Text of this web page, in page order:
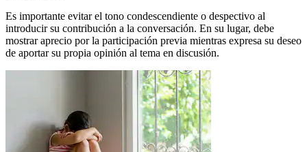
Es importante evitar el tono condescendiente o despectivo al
introducir su contribución a la conversación. En su lugar, debe
mostrar aprecio por la participación previa mientras expresa su deseo
de aportar su propia opinión al tema en discusión.